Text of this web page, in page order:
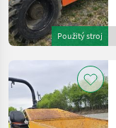
Použitý stroj